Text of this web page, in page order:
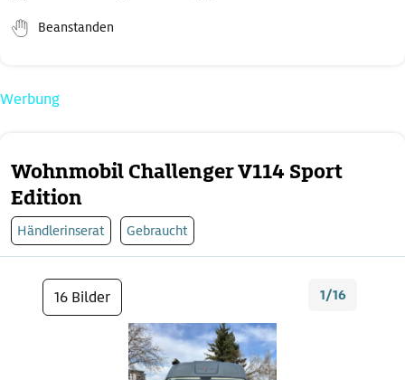
Wohnmobil Challenger V114 Sport
Edition
Händlerinserat Gebraucht
16 Bilder 1/16
Beanstanden
Werbung